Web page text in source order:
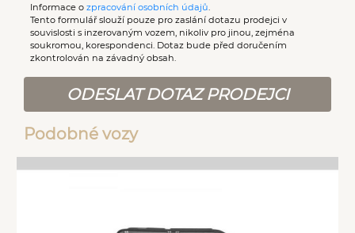
Informace o zpracování osobních údajů
Tento formulář slouží pouze pro zaslání dotazu prodejci v
souvislosti s inzerovaným vozem, nikoliv pro jinou, zejména
soukromou, korespondenci. Dotaz bude před doručením
zkontrolován na závadný obsah.
ODESLAT DOTAZ PRODEJCI
Podobné vozy